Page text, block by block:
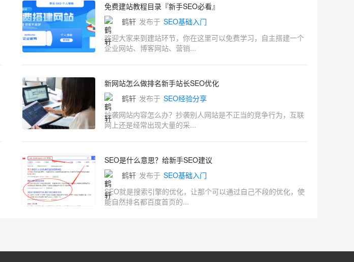
免费建站教程目录『新手SEO必看』
鹤轩 发布于 SEO基础入门
欢迎大家来到建站环节，你在这里可以免费学习，自主搭建一个
企业网站、博客网站、营销...
新网站怎么做排名新手站长SEO优化
鹤轩 发布于 SEO经验分享
抄袭网站内容怎么办？抄袭别人网站是不正当的竞争行为，互联
网上还是经常出现大量的采...
SEO是什么意思？给新手SEO建议
鹤轩 发布于 SEO基础入门
SEO就是搜索引擎的优化，让那个可以通过自己不段的优化，使
能自然排名都百度首页的...